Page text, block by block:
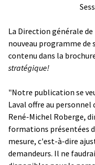
La Direction générale
nouveau programme de
contenu dans la
stratégique!
"Notre publication se
Laval offre au
René-Michel Roberge,
formations présentées
mesure, c'est-à-dire
demandeurs. Il ne